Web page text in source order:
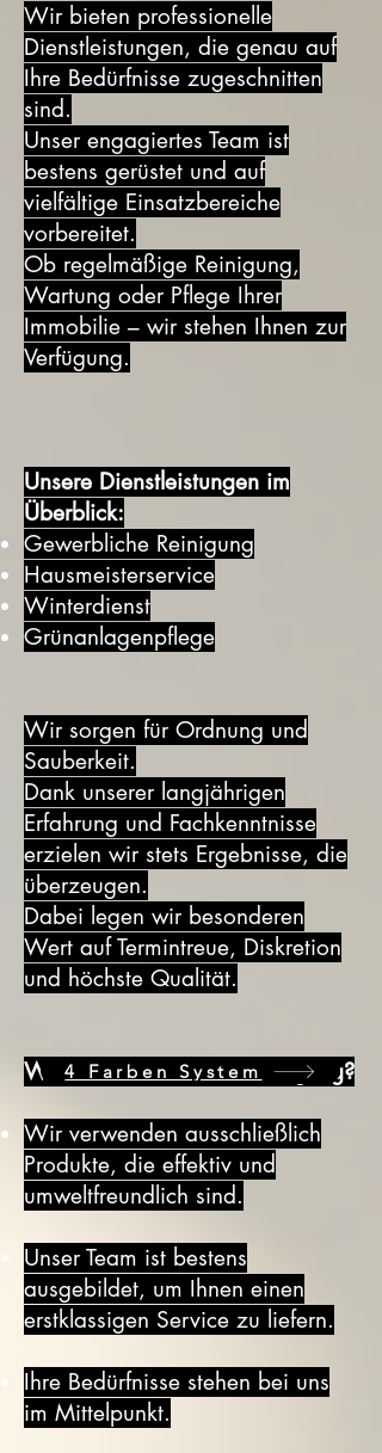
Wir bieten professionelle
Dienstleistungen, die genau auf
Ihre Bedürfnisse zugeschnitten
sind.
Unser engagiertes Team ist
bestens gerüstet und auf
vielfältige Einsatzbereiche
vorbereitet.
Ob regelmäßige Reinigung,
Wartung oder Pflege Ihrer
Immobilie – wir stehen Ihnen zur
Verfügung.
Unsere Dienstleistungen im
Überblick:
Gewerbliche Reinigung
Hausmeisterservice
Winterdienst
Grünanlagenpflege
Wir sorgen für Ordnung und
Sauberkeit.
Dank unserer langjährigen
Erfahrung und Fachkenntnisse
erzielen wir stets Ergebnisse, die
überzeugen.
Dabei legen wir besonderen
Wert auf Termintreue, Diskretion
und höchste Qualität.
Warum D&S Gebäudereinigung?
Wir verwenden ausschließlich
Produkte, die effektiv und
umweltfreundlich sind.
Unser Team ist bestens
ausgebildet, um Ihnen einen
erstklassigen Service zu liefern.
Ihre Bedürfnisse stehen bei uns
im Mittelpunkt.
4 Farben System